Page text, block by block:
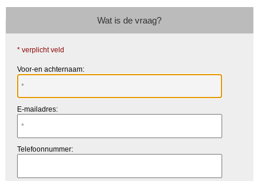
Wat is de vraag?
* verplicht veld
Voor-en achternaam:
E-mailadres:
Telefoonnummer: